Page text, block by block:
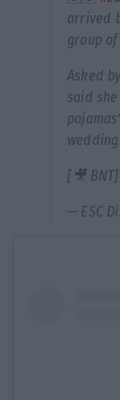
arrived
group
Asked
said
[🎥 BNT]
— ESC